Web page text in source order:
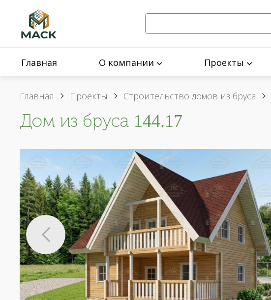
Главная О компании Проекты
Главная Проекты Строительство домов из бруса
Дом из бруса 144.17